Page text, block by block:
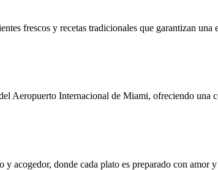
frescos y recetas tradicionales que garantizan
Aeropuerto Internacional de Miami, ofreciendo una
acogedor, donde cada plato es preparado con amor